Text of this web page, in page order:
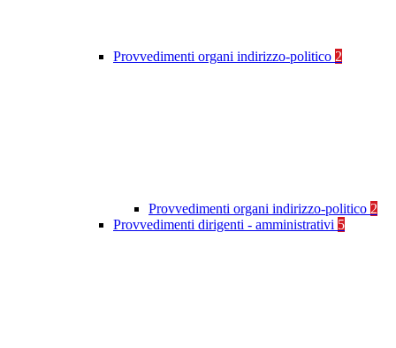
Provvedimenti organi indirizzo-politico 2
Provvedimenti organi indirizzo-politico 2
Provvedimenti dirigenti - amministrativi 5